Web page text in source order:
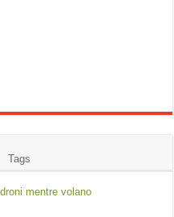
Tags
mentre volano